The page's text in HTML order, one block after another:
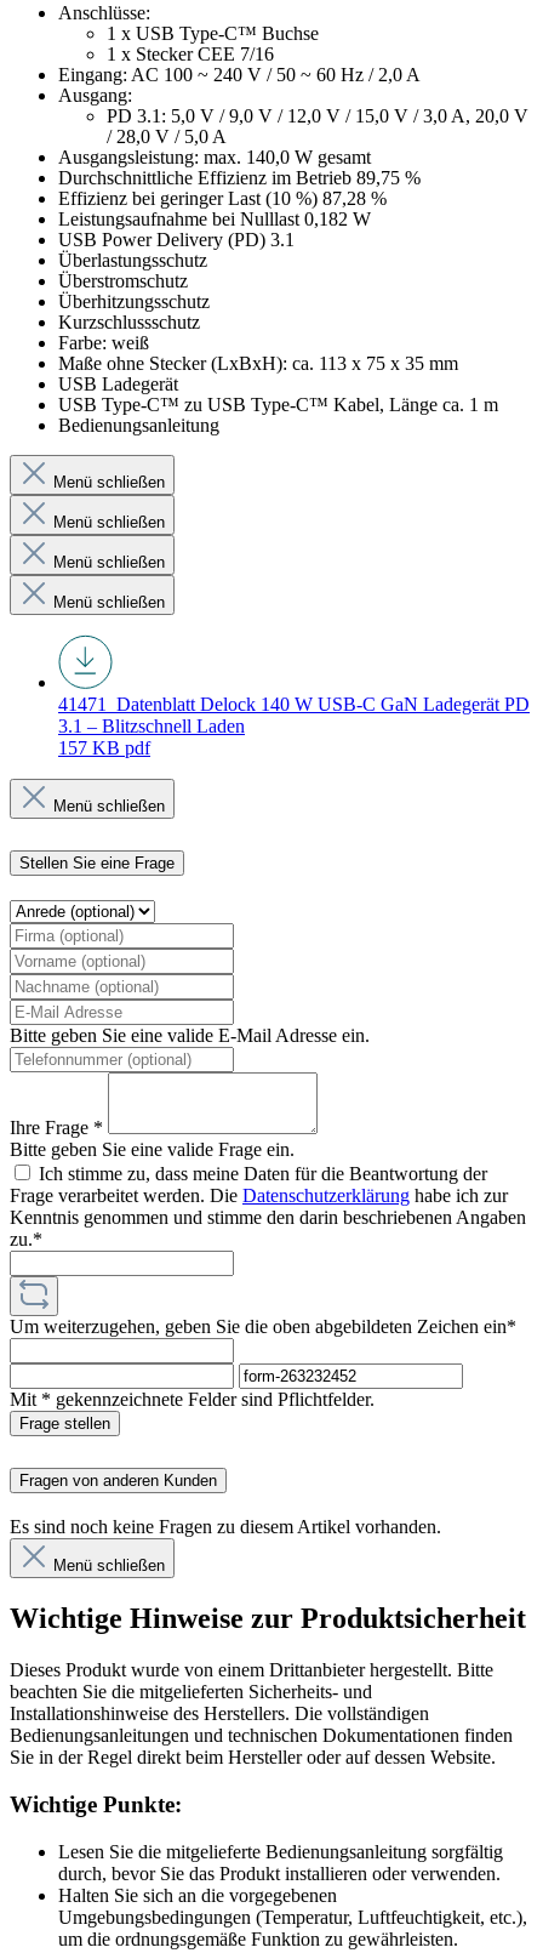
Anschlüsse:
1 x USB Type-C™ Buchse
1 x Stecker CEE 7/16
Eingang: AC 100 ~ 240 V / 50 ~ 60 Hz / 2,0 A
Ausgang:
PD 3.1: 5,0 V / 9,0 V / 12,0 V / 15,0 V / 3,0 A, 20,0 V
/ 28,0 V / 5,0 A
Ausgangsleistung: max. 140,0 W gesamt
Durchschnittliche Effizienz im Betrieb 89,75 %
Effizienz bei geringer Last (10 %) 87,28 %
Leistungsaufnahme bei Nulllast 0,182 W
USB Power Delivery (PD) 3.1
Überlastungsschutz
Überstromschutz
Überhitzungsschutz
Kurzschlussschutz
Farbe: weiß
Maße ohne Stecker (LxBxH): ca. 113 x 75 x 35 mm
USB Ladegerät
USB Type-C™ zu USB Type-C™ Kabel, Länge ca. 1 m
Bedienungsanleitung
Menü schließen
Menü schließen
Menü schließen
Menü schließen
41471_Datenblatt Delock 140 W USB-C GaN Ladegerät PD
3.1 – Blitzschnell Laden
157 KB pdf
Menü schließen
Stellen Sie eine Frage
Bitte geben Sie eine valide E-Mail Adresse ein.
Ihre Frage *
Bitte geben Sie eine valide Frage ein.
Ich stimme zu, dass meine Daten für die Beantwortung der
Frage verarbeitet werden. Die Datenschutzerklärung habe ich zur
Kenntnis genommen und stimme den darin beschriebenen Angaben
zu.*
Um weiterzugehen, geben Sie die oben abgebildeten Zeichen ein*
Mit * gekennzeichnete Felder sind Pflichtfelder.
Frage stellen
Fragen von anderen Kunden
Es sind noch keine Fragen zu diesem Artikel vorhanden.
Menü schließen
Wichtige Hinweise zur Produktsicherheit
Dieses Produkt wurde von einem Drittanbieter hergestellt. Bitte
beachten Sie die mitgelieferten Sicherheits- und
Installationshinweise des Herstellers. Die vollständigen
Bedienungsanleitungen und technischen Dokumentationen finden
Sie in der Regel direkt beim Hersteller oder auf dessen Website.
Wichtige Punkte:
Lesen Sie die mitgelieferte Bedienungsanleitung sorgfältig
durch, bevor Sie das Produkt installieren oder verwenden.
Halten Sie sich an die vorgegebenen
Umgebungsbedingungen (Temperatur, Luftfeuchtigkeit, etc.),
um die ordnungsgemäße Funktion zu gewährleisten.